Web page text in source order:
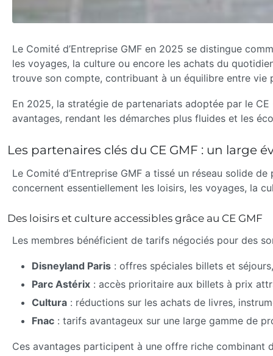
Le Comité d’Entreprise GMF en 2025 se distingue
les voyages, la culture ou encore les achats du
trouve son compte, contribuant à un équilibre entre vie
En 2025, la stratégie de partenariats adoptée par le
avantages, rendant les démarches plus fluides et les
Les partenaires clés du CE GMF : un large
Le Comité d’Entreprise GMF a tissé un réseau solide
concernent essentiellement les loisirs, les voyages, la
Des loisirs et culture accessibles grâce au CE GMF
Les membres bénéficient de tarifs négociés pour des
Disneyland Paris : offres spéciales billets et
Parc Astérix : accès prioritaire aux billets à prix
Cultura : réductions sur les achats de livres,
Fnac : tarifs avantageux sur une large gamme de
Ces avantages participent à une offre riche